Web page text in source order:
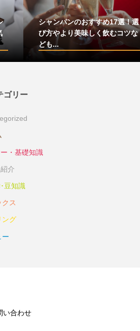
シャンパンのおすすめ17選！選
び方やより美味しく飲むコツな
ども...
ゴリー
・基礎知識
介
豆知識
クス
ング
ー
い合わせ